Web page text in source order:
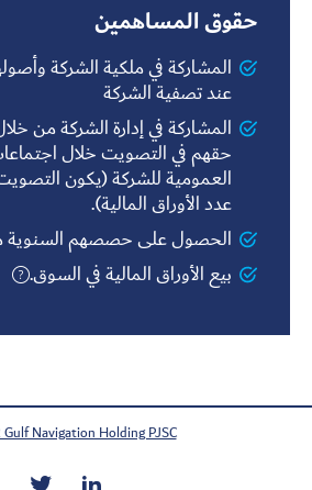
حقوق المساهمين
المشاركة في ملكية الشركة
عند تصفية الشركة
المشاركة في إدارة الشركة من
حقهم في التصويت خلال
العمومية للشركة (يكون
عدد الأوراق المالية).
الحصول على حصصهم السنوية
بيع الأوراق المالية في السوق.
Navigation Holding PJSC